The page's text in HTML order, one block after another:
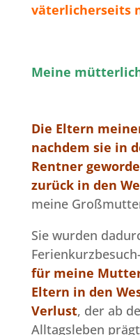
väterlicherseits
Meine
Die Eltern
nachdem sie in
Rentner
zurück in den
meine
Sie wurden
für meine
Eltern in den
Verlust, der ab
Alltagsleben